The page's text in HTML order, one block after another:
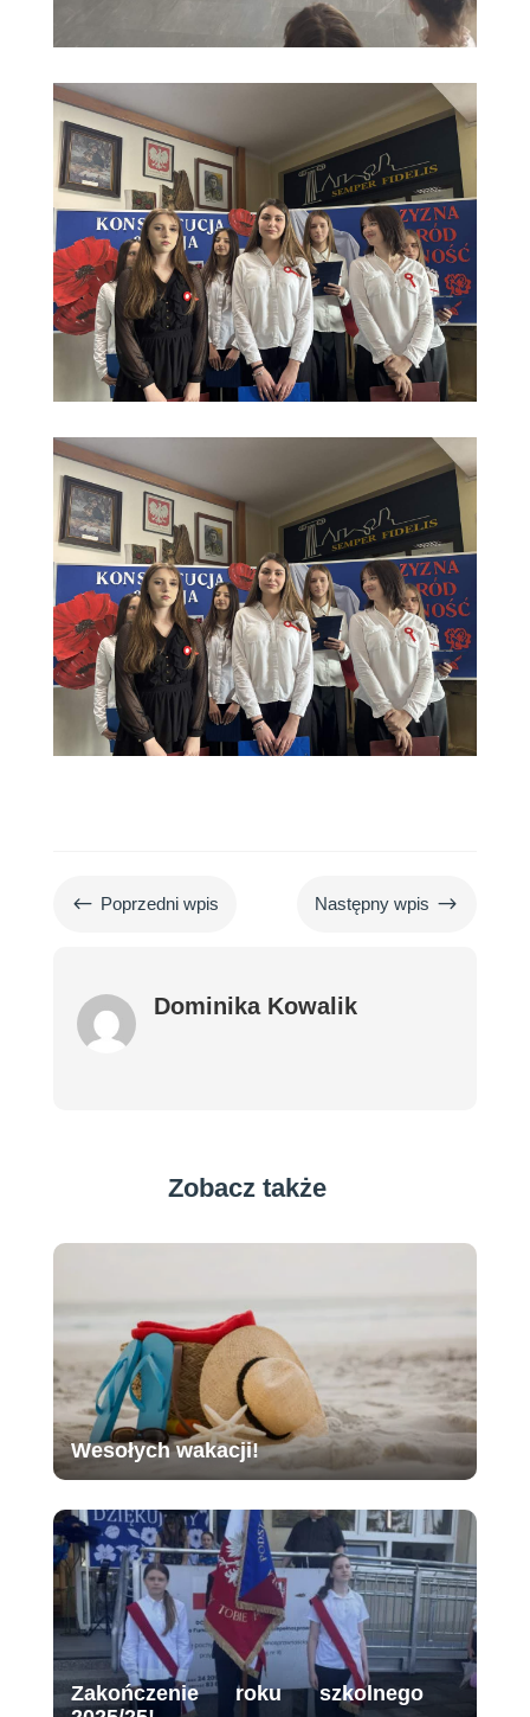
# Poprzedni wpis Następny wpis $
Dominika Kowalik
Zobacz także
Wesołych wakacji!
Zakończenie roku szkolnego